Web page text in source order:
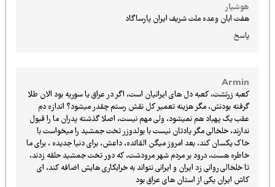
هوشیار
هفت ابان وعده ملت شریف ایران پارساگاد
Armin
کعبه زرتشت، کعبه دل های ایرانیان است، اگر در عراق یا سوریه بود الان طلا
گرفته بودنش، مگر هزینه تعمیر کل نقش رستم چقدر میشود؟ اندازه دم
عقب یک پهباد هم نمیشود، ولی مهم نیست، اصلا گذشته پدران ما را قبول
ندارند، خلخالی مگر یادتان نیست با بولدوزر تخت جمشید را میخواست با
خاک یکسان کند، بعد امروز میگن القائده، داعش، برای دنیا جدیده ، برای ما
خاطره هست، درود بر مردم شهر مرودشت، که دور تخت جمشید حلقه زدند،
تا خلخالی روانی زد ایران و ایرانی نتواند به خرابکاری هایش اضافه کند، ای
کاش ایران یکی از استان های عراق بود